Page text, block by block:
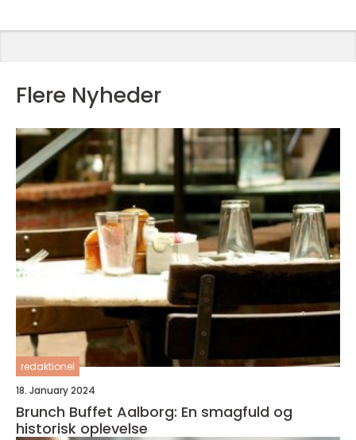
Flere Nyheder
redaktionel
18. January 2024
Brunch Buffet Aalborg: En smagfuld og
historisk oplevelse